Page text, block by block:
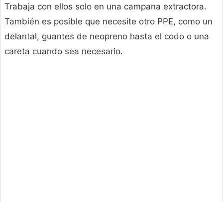
Trabaja con ellos solo en una campana extractora.
También es posible que necesite otro PPE, como un
delantal, guantes de neopreno hasta el codo o una
careta cuando sea necesario.